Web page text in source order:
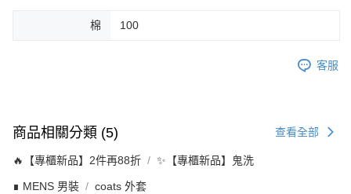
棉 100
客服
商品相關分類 (5) 查看全部
🔥【專櫃新品】2件再88折 ✨【專櫃新品】鬼洗
∎ MENS 男裝 coats 外套